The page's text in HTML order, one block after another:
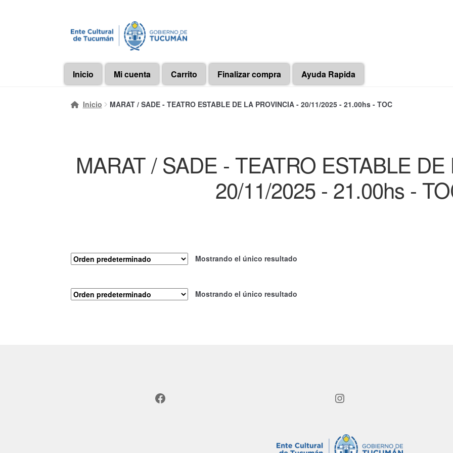
Ir
a
navegación
Ir
al
Inicio
Mi cuenta Carrito Finalizar compra Ayuda Rapida
Inicio MARAT / SADE - TEATRO ESTABLE DE LA PROVINCIA - 20/11/2025 - 21.00hs - TOC
MARAT / SADE - TEATRO ESTABLE
20/11/2025 - 21.00hs -
Mostrando el único resultado
Mostrando el único resultado
Facebook Instagram